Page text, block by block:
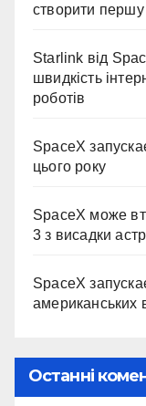
створити першу
Starlink від
швидкість
роботів
SpaceX
цього року
SpaceX може
3 з висадки
SpaceX
американських
Останні